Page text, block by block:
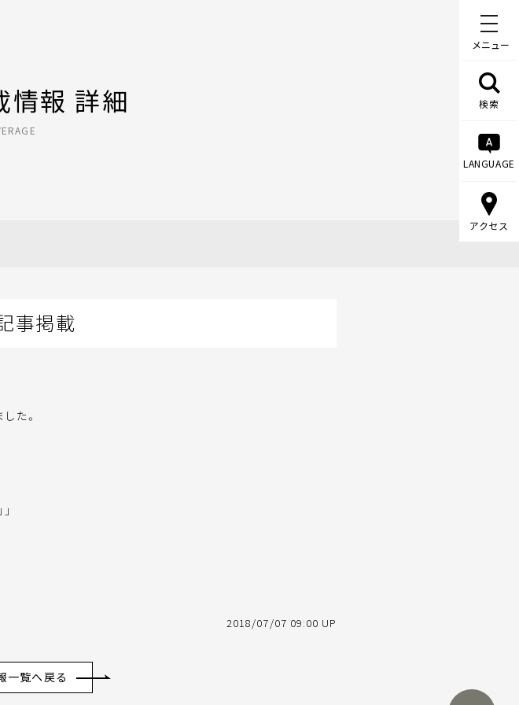
メニュー
検索
LANGUAGE
アクセス
情報 詳細
事掲載
た。
2018/07/07 09:00 UP
一覧へ戻る